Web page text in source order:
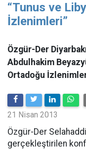
“Tunus ve
İzlenimleri”
Özgür-Der
Abdulhakim
Ortadoğu
21 Nisan 2013
Özgür-Der
gerçekleştirilen